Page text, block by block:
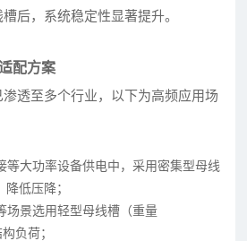
后，系统稳定性显著提升。
配方案
透至多个行业，以下为高频应用场
等大功率设备供电中，采用密集型母线
低压降；
场景选用轻型母线槽（重量
负荷；